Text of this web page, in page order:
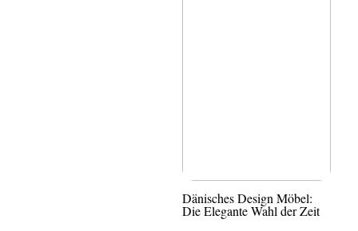
Dänisches Design Möbel:
Die Elegante Wahl der Zeit